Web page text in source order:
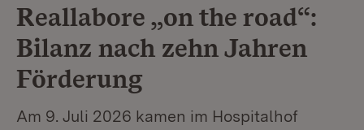
Reallabore „on the road“:
Bilanz nach zehn Jahren
Förderung
Am 9. Juli 2026 kamen im Hospitalhof